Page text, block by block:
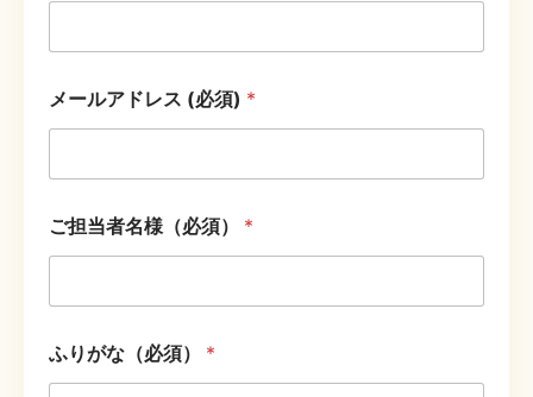
メールアドレス (必須) *
ご担当者名様（必須） *
ふりがな（必須） *